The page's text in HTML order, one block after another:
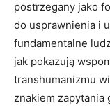
postrzegany jako
do usprawnienia i
fundamentalne
jak pokazują
transhumanizmu
znakiem zapytania